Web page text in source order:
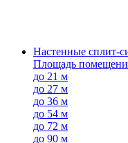
Настенные сплит-
Площадь
до 21 м
до 27 м
до 36 м
до 54 м
до 72 м
до 90 м